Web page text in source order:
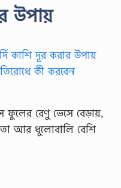
উপায়
ফুলের রেণু ভেসে বেড়ায়,
আর ধুলোবালি বেশি